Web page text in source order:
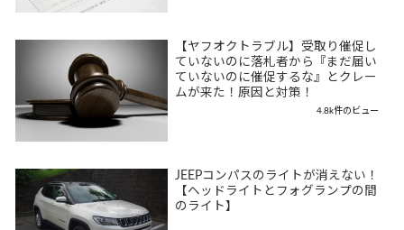
【ヤフオクトラブル】受取り催促し
ていないのに落札者から『まだ届い
ていないのに催促するな』とクレー
ムが来た！原因と対策！
4.8k件のビュー
JEEPコンパスのライトが消えない！
【ヘッドライトとフォグランプの間
のライト】